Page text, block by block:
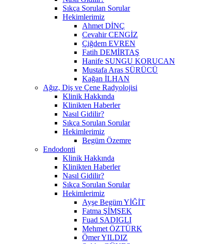
Sıkça Sorulan Sorular
Hekimlerimiz
Ahmet DİNÇ
Cevahir CENGİZ
Çiğdem EVREN
Fatih DEMİRTAŞ
Hanife SUNGU KORUCAN
Mustafa Aras SÜRÜCÜ
Kağan İLHAN
Ağız, Diş ve Çene Radyolojisi
Klinik Hakkında
Klinikten Haberler
Nasıl Gidilir?
Sıkça Sorulan Sorular
Hekimlerimiz
Begüm Özemre
Endodonti
Klinik Hakkında
Klinikten Haberler
Nasıl Gidilir?
Sıkça Sorulan Sorular
Hekimlerimiz
Ayşe Begüm YİĞİT
Fatma ŞİMŞEK
Fuad SADIGLI
Mehmet ÖZTÜRK
Ömer YILDIZ